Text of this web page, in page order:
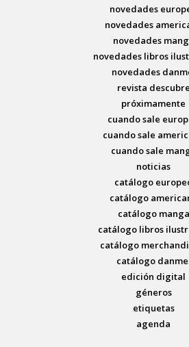
novedades
novedades
novedades
novedades libros
novedades
revista descubre
próximamente
cuando sale
cuando sale
cuando sale
noticias
catálogo
catálogo
catálogo manga
catálogo libros
catálogo
catálogo
edición digital
géneros
etiquetas
agenda